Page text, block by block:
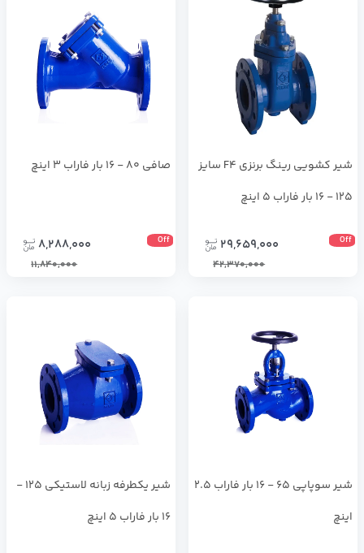
شیر کشویی رینگ برنزی F4 سایز
125 - 16 بار فاراب 5 اینچ
Off
29,659,000
42,370,000
صافی 80 - 16 بار فاراب 3 اینچ
Off
8,288,000
11,840,000
شیر سوپاپی 65 - 16 بار فاراب 2.5
اینچ
شیر یکطرفه زبانه لاستیکی 125 -
16 بار فاراب 5 اینچ